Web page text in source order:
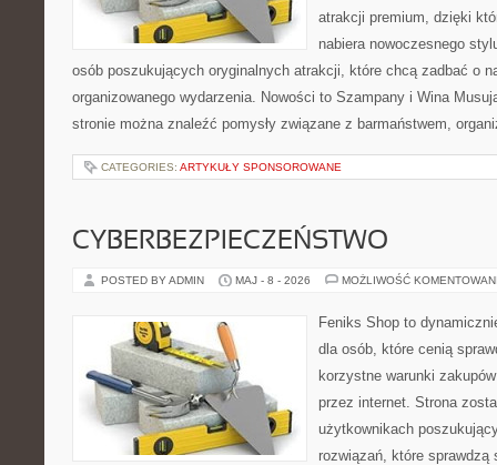
atrakcji premium, dzięki
nabiera nowoczesnego
osób poszukujących oryginalnych atrakcji, które chcą zadbać o
organizowanego wydarzenia. Nowości to Szampany i Wina
stronie można znaleźć pomysły związane z barmaństwem,
CATEGORIES: ARTYKUŁY SPONSOROWANE
CYBERBEZPIECZEŃSTWO
POSTED BY ADMIN MAJ - 8 - 2026 MOŻLIWOŚĆ
Feniks Shop to
dla osób, które cenią
korzystne warunki
przez internet. Strona
użytkownikach
rozwiązań, które sprawdzą